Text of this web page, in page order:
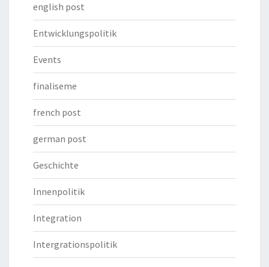
english post
Entwicklungspolitik
Events
finaliseme
french post
german post
Geschichte
Innenpolitik
Integration
Intergrationspolitik